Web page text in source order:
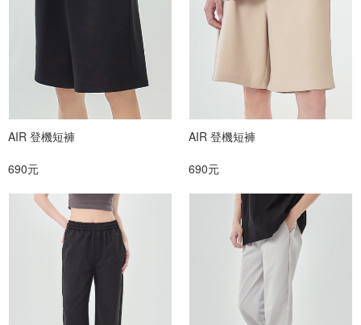
AIR 登機短褲
690元
AIR 登機短褲
690元